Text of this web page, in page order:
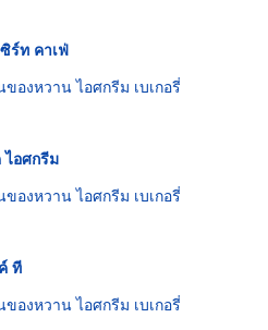
ร์ท คาเฟ่
ของหวาน ไอศกรีม เบเกอรี่
ไอศกรีม
ของหวาน ไอศกรีม เบเกอรี่
ที
ของหวาน ไอศกรีม เบเกอรี่